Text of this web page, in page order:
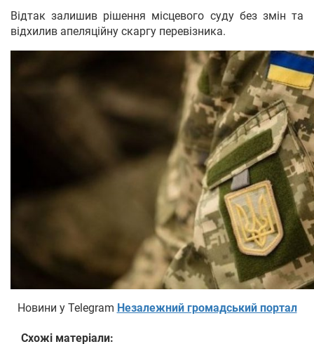
Відтак залишив рішення місцевого суду без змін та
відхилив апеляційну скаргу перевізника.
Новини у Telegram Незалежний громадський портал
Схожі матеріали: